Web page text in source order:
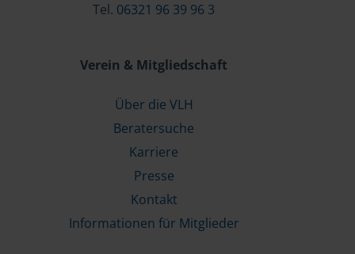
Tel. 06321 96 39 96 3
Verein & Mitgliedschaft
Über die VLH
Beratersuche
Karriere
Presse
Kontakt
Informationen für Mitglieder